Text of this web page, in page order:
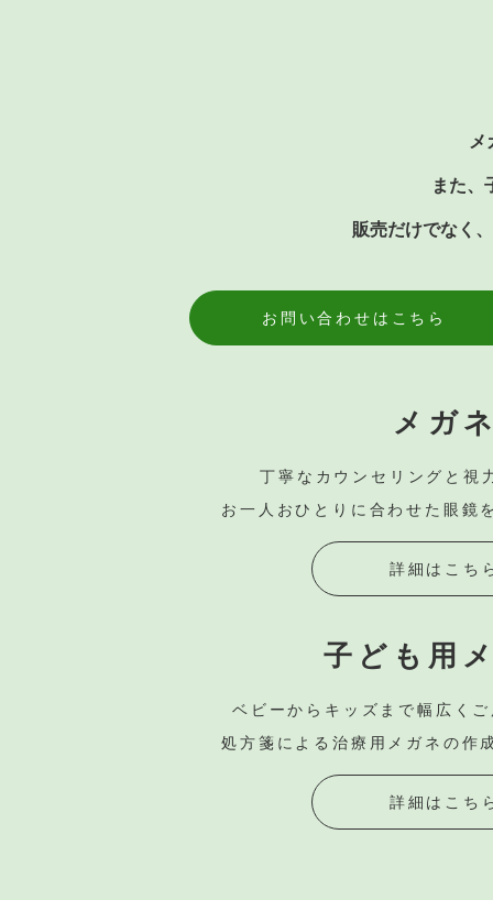
メ
また、
販売だけでなく
お問い合わせはこちら
メガ
丁寧なカウンセリングと視
お一人おひとりに合わせた 眼鏡
詳細はこち
子ども用
ベビーからキッズまで幅広く
処方箋による 治療用メガネの作
詳細はこち